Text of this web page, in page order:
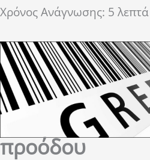
Χρόνος Ανάγνωσης: 5 λεπτά
προόδου